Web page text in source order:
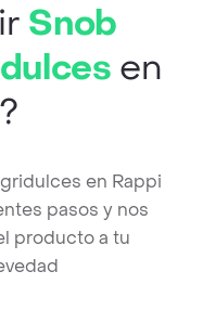
Snob
en
en Rappi
pasos y nos
producto a tu